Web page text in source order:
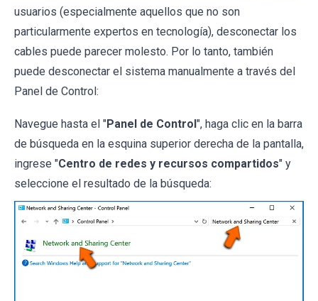
usuarios (especialmente aquellos que no son
particularmente expertos en tecnología), desconectar los
cables puede parecer molesto. Por lo tanto, también
puede desconectar el sistema manualmente a través del
Panel de Control:
Navegue hasta el "Panel de Control ", haga clic en la barra
de búsqueda en la esquina superior derecha de la pantalla,
ingrese "Centro de redes y recursos compartidos" y
seleccione el resultado de la búsqueda: